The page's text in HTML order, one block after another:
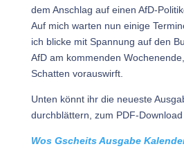
dem Anschlag auf einen AfD-
Auf mich warten nun einige
ich blicke mit Spannung auf den
AfD am kommenden
Schatten vorauswirft.
Unten könnt ihr die neueste
durchblättern, zum PDF-
Wos Gscheits Ausgabe